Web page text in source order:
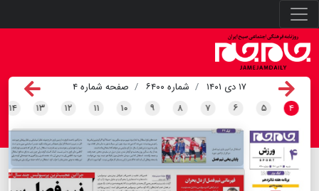
۱۷ دی ۱۴۰۱ شماره ۶۴۰۰
صفحه شماره ۴
۴ ۵ ۶ ۷ ۸ ۹ ۱۰ ۱۱ ۱۲ ۱۳ ۱۴